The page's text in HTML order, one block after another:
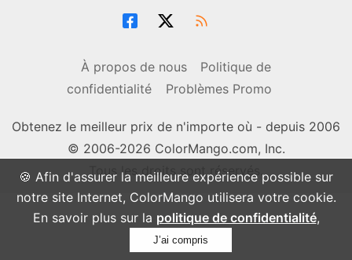
🍪 Afin d'assurer la meilleure expérience possible sur
notre site Internet, ColorMango utilisera votre cookie.
En savoir plus sur la politique de confidentialité,
J’ai compris
À propos de nous
Politique de
confidentialité
Problèmes Promo
Obtenez le meilleur prix de n'importe où - depuis 2006
© 2006-2026 ColorMango.com, Inc.
Tous les droits sont réservés.